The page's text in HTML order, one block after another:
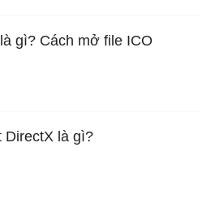
gì? Cách mở file ICO
DirectX là gì?